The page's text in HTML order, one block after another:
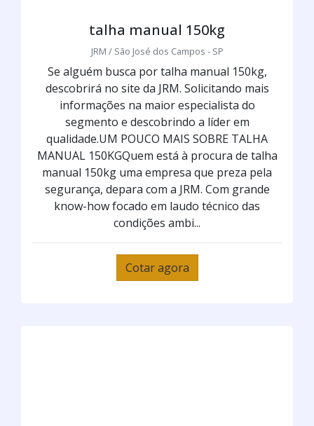
talha manual 150kg
JRM / São José dos Campos - SP
Se alguém busca por talha manual 150kg,
descobrirá no site da JRM. Solicitando mais
informações na maior especialista do
segmento e descobrindo a líder em
qualidade.UM POUCO MAIS SOBRE TALHA
MANUAL 150KGQuem está à procura de talha
manual 150kg uma empresa que preza pela
segurança, depara com a JRM. Com grande
know-how focado em laudo técnico das
condições ambi...
Cotar agora